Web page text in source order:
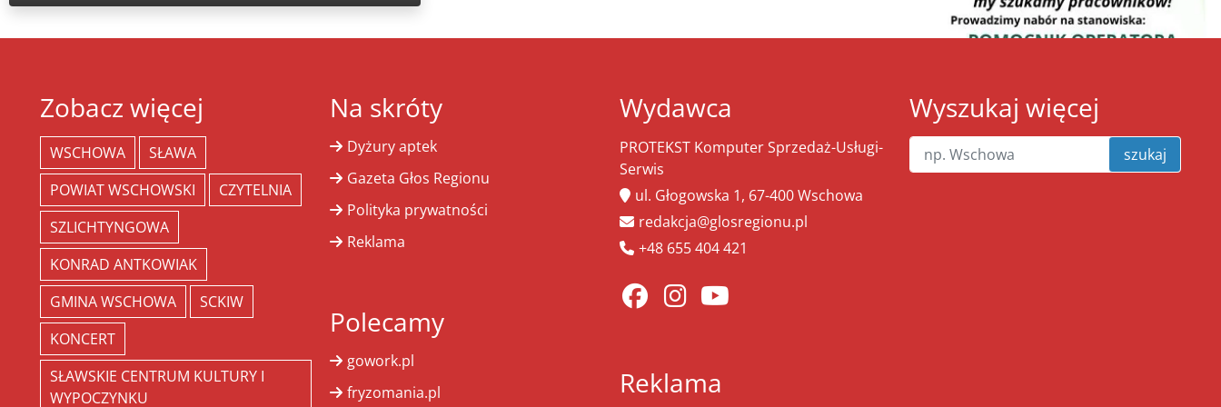
Zobacz więcej
WSCHOWA
SŁAWA
POWIAT WSCHOWSKI
CZYTELNIA
SZLICHTYNGOWA
KONRAD ANTKOWIAK
GMINA WSCHOWA
SCKIW
KONCERT
SŁAWSKIE CENTRUM KULTURY I
WYPOCZYNKU
Na skróty
Dyżury aptek
Gazeta Głos Regionu
Polityka prywatności
Reklama
Polecamy
gowork.pl
fryzomania.pl
Wydawca
PROTEKST Komputer Sprzedaż-Usługi-
Serwis
ul. Głogowska 1, 67-400 Wschowa
redakcja@glosregionu.pl
+48 655 404 421
Reklama
Wyszukaj więcej
szukaj